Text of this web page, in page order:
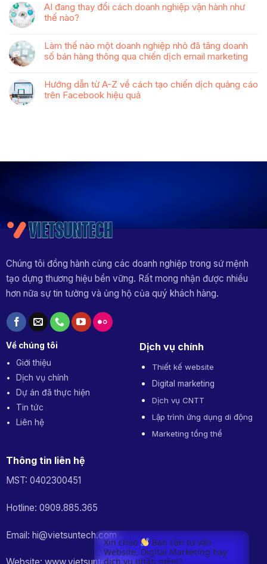
AI đang thay đổi cách doanh nghiệp vận hành như
thế nào?
Làm thế nào một doanh nghiệp nhỏ đã tăng doanh
số bán hàng thông qua chiến dịch email marketing
Hướng dẫn từ A-Z về cách tạo chiến dịch quảng cáo
trên Facebook hiệu quả
Chúng tôi đồng hành cùng các doanh nghiệp trong sứ mệnh
tạo dựng thương hiệu bền vững. Rất mong nhận được nhiều
hơn nữa sự tin tưởng và ủng hộ của quý khách hàng.
Về chúng tôi
Giới thiệu
Dịch vụ chính
Dự án đã thực hiện
Tin tức
Liên hệ
Dịch vụ chính
Thiết kế website
Digital marketing
Dịch vụ CNTT
Lập trình ứng dụng di động
Marketing tổng thể
Thông tin liên hệ
MST: 0402300451
Hotline: 0909.885.365
Email: hi@vietsuntech.com
Xin chào
Bạn cần tư vấn
Website, Digital Marketing hay
dịch vụ phần mềm?